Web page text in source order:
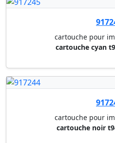
cartouche
cartouche pour
cartouche noir